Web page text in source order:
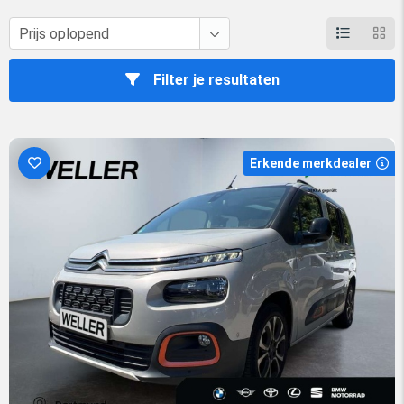
Filter je resultaten
Erkende merkdealer